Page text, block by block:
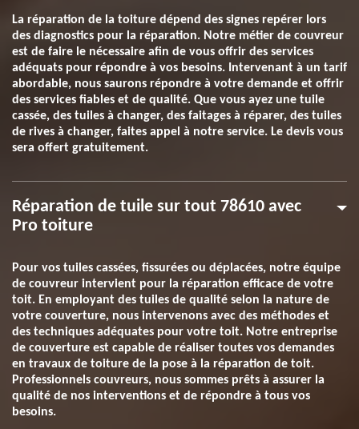
La réparation de la toiture dépend des signes repérer lors
des diagnostics pour la réparation. Notre métier de couvreur
est de faire le nécessaire afin de vous offrir des services
adéquats pour répondre à vos besoins. Intervenant à un tarif
abordable, nous saurons répondre à votre demande et offrir
des services fiables et de qualité. Que vous ayez une tuile
cassée, des tuiles à changer, des faitages à réparer, des tuiles
de rives à changer, faites appel à notre service. Le devis vous
sera offert gratuitement.
Réparation de tuile sur tout 78610 avec
Pro toiture
Pour vos tuiles cassées, fissurées ou déplacées, notre équipe
de couvreur intervient pour la réparation efficace de votre
toit. En employant des tuiles de qualité selon la nature de
votre couverture, nous intervenons avec des méthodes et
des techniques adéquates pour votre toit. Notre entreprise
de couverture est capable de réaliser toutes vos demandes
en travaux de toiture de la pose à la réparation de toit.
Professionnels couvreurs, nous sommes prêts à assurer la
qualité de nos interventions et de répondre à tous vos
besoins.